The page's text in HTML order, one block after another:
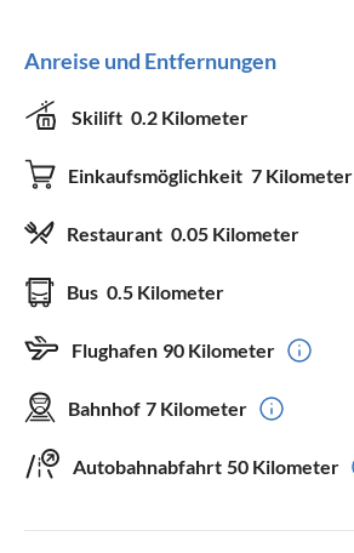
Anreise und Entfernungen
Skilift 0.2 Kilometer
Einkaufsmöglichkeit 7 Kilometer
Restaurant 0.05 Kilometer
Bus 0.5 Kilometer
Flughafen 90 Kilometer
Bahnhof 7 Kilometer
Autobahnabfahrt 50 Kilometer